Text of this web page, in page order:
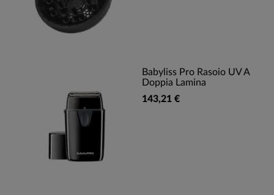
Babyliss Pro Rasoio UV A
Doppia Lamina
143,21 €